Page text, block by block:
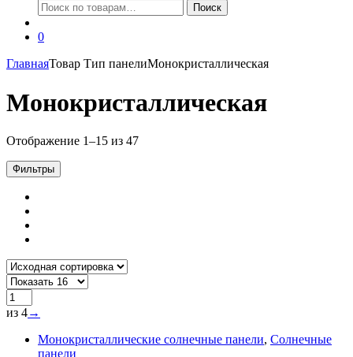
Искать:
Поиск
0
ГлавнаяТовар Тип панелиМонокристаллическая
Монокристаллическая
Отображение 1–15 из 47
Фильтры
из 4→
Монокристаллические солнечные панели, Солнечные
панели